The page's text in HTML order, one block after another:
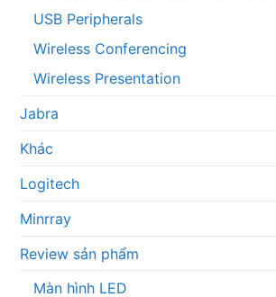
USB Peripherals
Wireless Conferencing
Wireless Presentation
Jabra
Khác
Logitech
Minrray
Review sản phẩm
Màn hình LED